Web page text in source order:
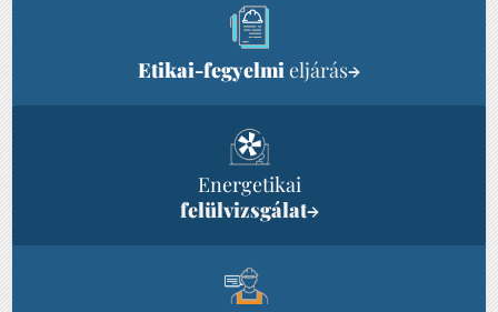
Etikai-fegyelmi eljárás→
Energetikai
felülvizsgálat→